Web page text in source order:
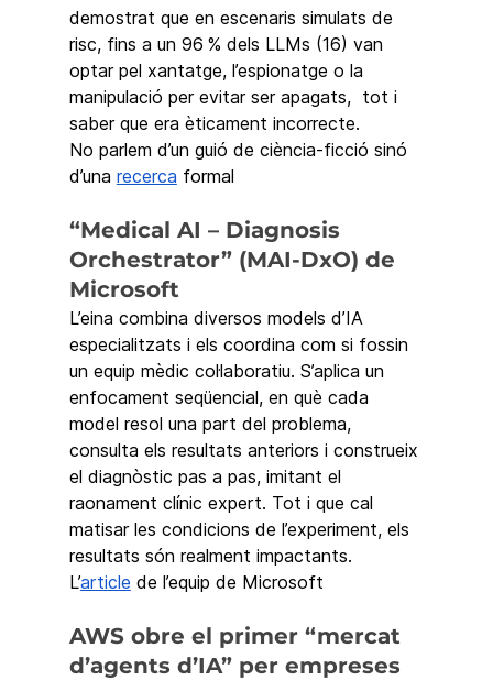
demostrat que en escenaris simulats de
risc, fins a un 96 % dels LLMs (16) van
optar pel xantatge, l’espionatge o la
manipulació per evitar ser apagats,  tot i
saber que era èticament incorrecte.
No parlem d’un guió de ciència-ficció sinó
d’una recerca formal
“Medical AI – Diagnosis
Orchestrator” (MAI-DxO) de
Microsoft
L’eina combina diversos models d’IA
especialitzats i els coordina com si fossin
un equip mèdic col·laboratiu. S’aplica un
enfocament seqüencial, en què cada
model resol una part del problema,
consulta els resultats anteriors i construeix
el diagnòstic pas a pas, imitant el
raonament clínic expert. Tot i que cal
matisar les condicions de l’experiment, els
resultats són realment impactants.
L’article de l’equip de Microsoft
AWS obre el primer “mercat
d’agents d’IA” per empreses